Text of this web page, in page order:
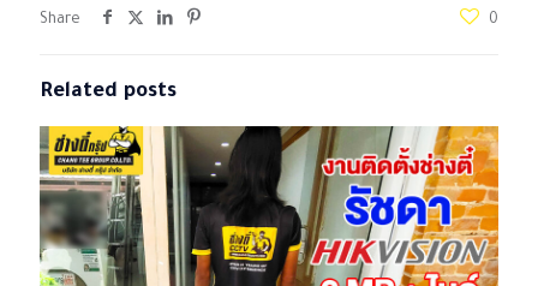
Share 0
Related posts